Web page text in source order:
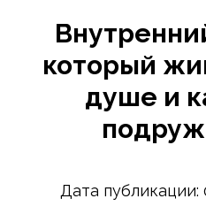
который
душе и
Дата публикации: